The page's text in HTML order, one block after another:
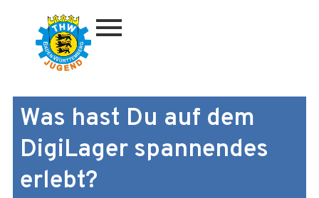
springen
Was hast Du auf dem
DigiLager spannendes
erlebt?